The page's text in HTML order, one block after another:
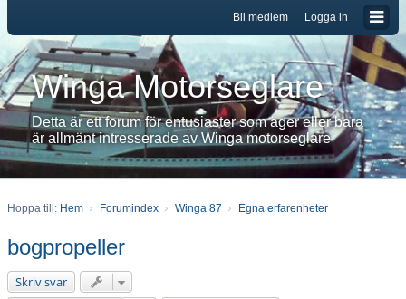
Logga in
Bli medlem
Winga Motorseglare
Detta är ett forum för entusiaster som äger eller bara
är allmänt intresserade av Winga motorseglare
Hoppa till: Hem Forumindex Winga 87 Egna erfarenheter
bogpropeller
Skriv svar